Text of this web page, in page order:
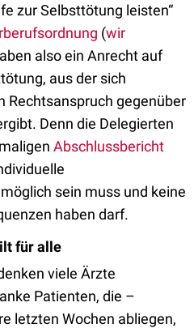
zur Selbsttötung leisten“
(wir
also ein Anrecht auf
aus der sich
Rechtsanspruch gegenüber
Denn die Delegierten
Abschlussbericht
sein muss und keine
haben darf.
für alle
viele Ärzte
Patienten, die –
letzten Wochen abliegen,